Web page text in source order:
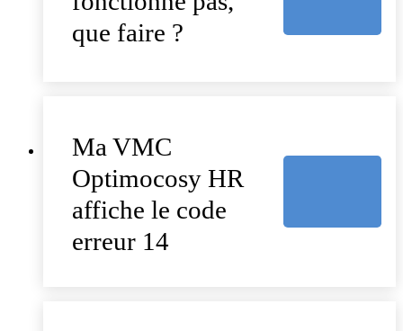
que faire ?
Ma VMC
Optimocosy HR
affiche le code
erreur 14